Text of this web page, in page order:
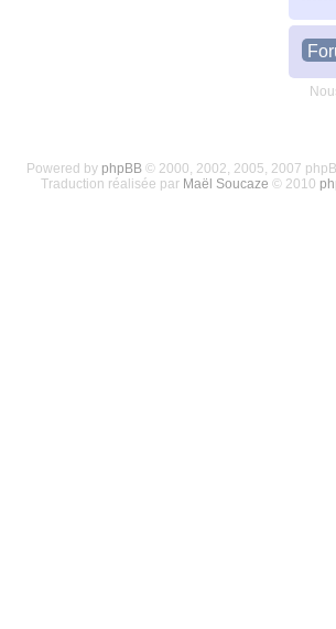
Powered by phpBB© 2000, 2002, 2005, 2007
Traduction réalisée par Maël Soucaze © 2010